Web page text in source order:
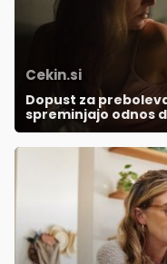
Cekin.si
Dopust za
spreminjajo odnos